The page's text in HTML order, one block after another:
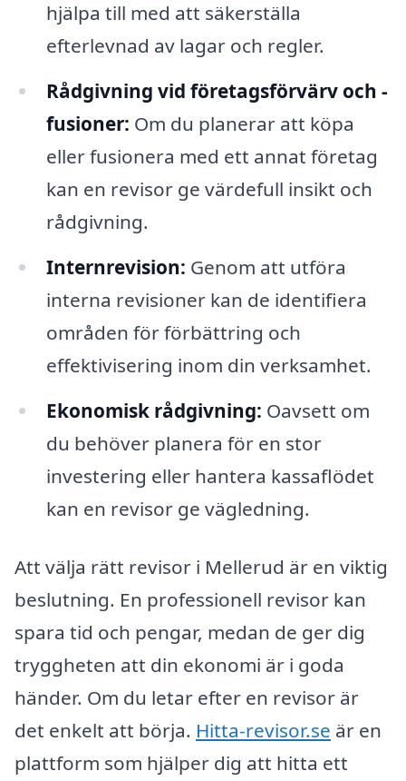
hjälpa till med att säkerställa
efterlevnad av lagar och regler.
Rådgivning vid företagsförvärv och -
fusioner: Om du planerar att köpa
eller fusionera med ett annat företag
kan en revisor ge värdefull insikt och
rådgivning.
Internrevision: Genom att utföra
interna revisioner kan de identifiera
områden för förbättring och
effektivisering inom din verksamhet.
Ekonomisk rådgivning: Oavsett om
du behöver planera för en stor
investering eller hantera kassaflödet
kan en revisor ge vägledning.
Att välja rätt revisor i Mellerud är en viktig
beslutning. En professionell revisor kan
spara tid och pengar, medan de ger dig
tryggheten att din ekonomi är i goda
händer. Om du letar efter en revisor är
det enkelt att börja. Hitta-revisor.se är en
plattform som hjälper dig att hitta ett